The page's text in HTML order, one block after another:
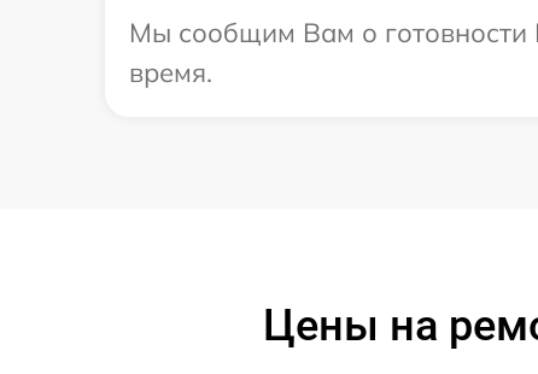
Мы сообщим Вам о готовности
время.
Цены на